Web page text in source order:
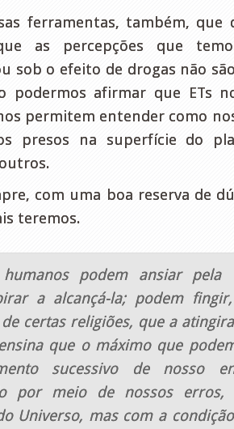
ferramentas, também, que
as percepções que
sob o efeito de drogas não
podermos afirmar que ETs
permitem entender como
presos na superfície do
com uma boa reserva de
teremos.
humanos podem ansiar pela
a alcançá-la; podem
certas religiões, que a
que o máximo que
sucessivo de nosso
por meio de nossos erros,
Universo, mas com a